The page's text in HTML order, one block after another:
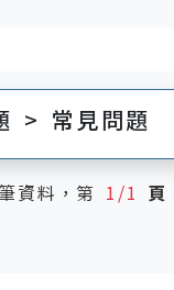
> 常見問題
資料，第 1/1 頁